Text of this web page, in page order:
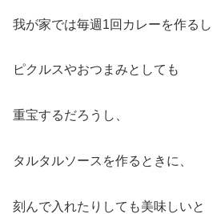
我が家では毎週1回カレーを作るし
ピクルスやおつまみとしても
重宝するだろうし、
タルタルソースを作るときに、
刻んで入れたりしても美味しいと